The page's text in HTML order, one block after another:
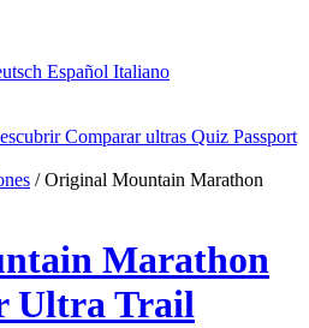
Español Italiano
Comparar ultras Quiz Passport
/ Original Mountain Marathon
Marathon
Ultra Trail